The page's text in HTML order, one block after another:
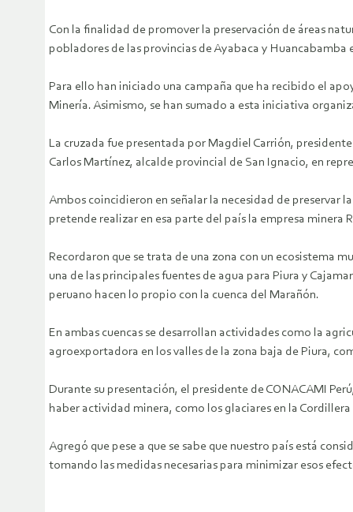
Con la finalidad de promover la preservación de áreas
pobladores de las provincias de Ayabaca y Huancabamba
Para ello han iniciado una campaña que ha recibido el
Minería. Asimismo, se han sumado a esta iniciativa
La cruzada fue presentada por Magdiel Carrión,
Carlos Martínez, alcalde provincial de San Ignacio, en
Ambos coincidieron en señalar la necesidad de preservar
pretende realizar en esa parte del país la empresa minera
Recordaron que se trata de una zona con un ecosistema
una de las principales fuentes de agua para Piura y
peruano hacen lo propio con la cuenca del Marañón.
En ambas cuencas se desarrollan actividades como la
agroexportadora en los valles de la zona baja de Piura,
Durante su presentación, el presidente de CONACAMI
haber actividad minera, como los glaciares en la
Agregó que pese a que se sabe que nuestro país está
tomando las medidas necesarias para minimizar esos